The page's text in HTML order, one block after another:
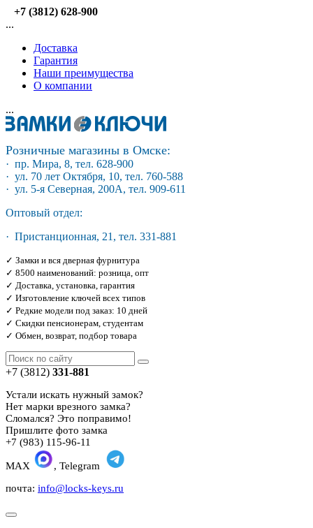
+7 (3812) 628-900
...
Доставка
Гарантия
Наши преимущества
О компании
...
Розничные магазины в Омске:
· пр. Мира, 8, тел. 628-900
· ул. 70 лет Октября, 10, тел. 760-588
· ул. 5-я Северная, 200А, тел. 909-611
Оптовый отдел:
· Пристанционная, 21, тел. 331-881
✓ Замки и вся дверная фурнитура
✓ 8500 наименований: розница, опт
✓ Доставка, установка, гарантия
✓ Изготовление ключей всех типов
✓ Редкие модели под заказ: 10 дней
✓ Скидки пенсионерам, студентам
✓ Обмен, возврат, подбор товара
+7 (3812) 331-881
Устали искать нужный замок?
Нет марки врезного замка?
Сломался? Это поправимо!
Пришлите фото замка
+7 (983) 115-96-11
MAX
, Telegram
почта: info@locks-keys.ru